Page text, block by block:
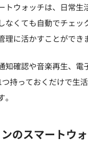
トウォッチは、日常
なくても自動でチェ
に活かすことができ
知確認や音楽再生、
持っておくだけで生
のスマートウ